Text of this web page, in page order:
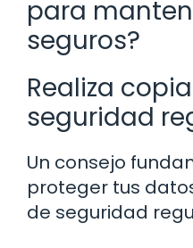
para
seguros?
Realiza
seguridad
Un consejo
proteger tus
de seguridad